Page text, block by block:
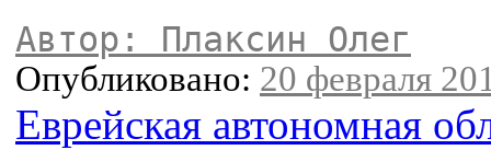
Автор: Плаксин Олег
Опубликовано: 20 февраля
Еврейская автономная